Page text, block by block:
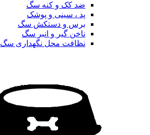
ضد کک و کنه سگ
پد ، سینی و پوشک
برس و دستکش سگ
ناخن گیر و انبر سگ
نظافت محل نگهداری سگ